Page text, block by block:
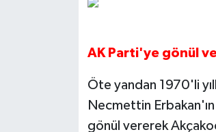
AK Parti'ye gönül
Öte yandan 1970'li
Necmettin
gönül vererek